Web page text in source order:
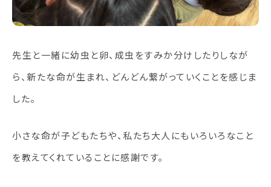
先生と一緒に幼虫と卵、成虫をすみか分けしたりしなが
ら、新たな命が生まれ、どんどん繋がっていくことを感じま
した。
小さな命が子どもたちや、私たち大人にもいろいろなこと
を教えてくれていることに感謝です。